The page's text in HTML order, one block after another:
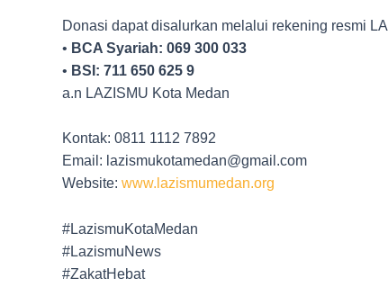
Donasi dapat disalurkan melalui rekening resmi
• BCA Syariah: 069 300 033
• BSI: 711 650 625 9
a.n LAZISMU Kota Medan
Kontak: 0811 1112 7892
Email: lazismukotamedan@gmail.com
Website: www.lazismumedan.org
#LazismuKotaMedan
#LazismuNews
#ZakatHebat